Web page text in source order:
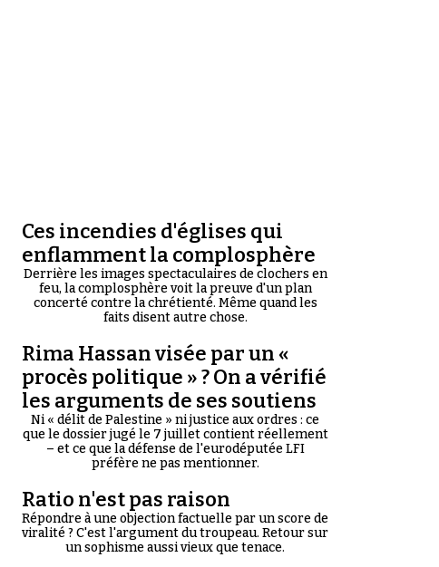
Ces incendies d'églises qui
enflamment la complosphère
Derrière les images spectaculaires de clochers en
feu, la complosphère voit la preuve d'un plan
concerté contre la chrétienté. Même quand les
faits disent autre chose.
Rima Hassan visée par un «
procès politique » ? On a vérifié
les arguments de ses soutiens
Ni « délit de Palestine » ni justice aux ordres : ce
que le dossier jugé le 7 juillet contient réellement
– et ce que la défense de l'eurodéputée LFI
préfère ne pas mentionner.
Ratio n'est pas raison
Répondre à une objection factuelle par un score de
viralité ? C'est l'argument du troupeau. Retour sur
un sophisme aussi vieux que tenace.